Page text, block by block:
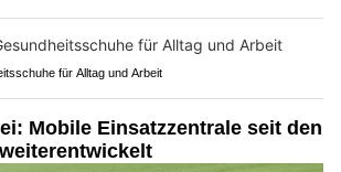
für Alltag und Arbeit
Mobile Einsatzzentrale seit den